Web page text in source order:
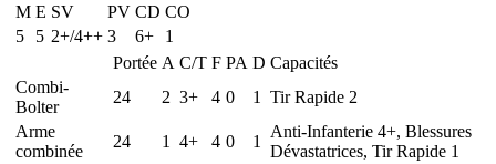
M E SV PV CD CO
5
5 2+/4++ 3 6+
1
Portée A C/T F PA D Capacités
Combi-
Bolter
24 2 3+ 4 0 1
Tir Rapide 2
Arme
combinée
24 1 4+ 4 0 1
Anti-Infanterie 4+, Blessures
Dévastatrices, Tir Rapide 1